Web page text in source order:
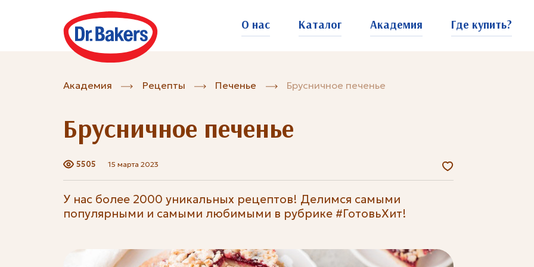
О нас Каталог Академия Где купить?
Академия Рецепты Печенье Брусничное печенье
Брусничное печенье
5505 15 марта 2023
У нас более 2000 уникальных рецептов! Делимся самыми
популярными и самыми любимыми в рубрике #ГотовьХит!